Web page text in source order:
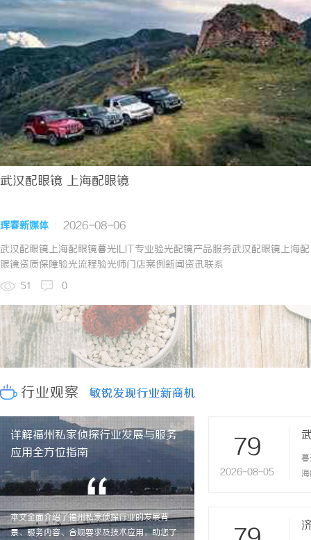
武汉配眼镜 上海配眼镜
珲春新媒体
2026-08-06
武汉配眼镜上海配眼镜暮光ILIT专业验光配镜产品服务武汉配眼镜上海配
眼镜资质保障验光流程验光师门店案例新闻资讯联系
WUHAN&SHANGHAIOPTICALCARE暮光ILIT眼镜暮光ILIT眼镜
店。以完整验光、正品镜片、透明价格和直营售后为基础，全场镜片
40%-60%优惠，兼顾高专业度与高性价比...
51 0
行业观察 敏锐发现行业新商机
敏锐发现行业新商机
详解福州私家侦探行业发展与服务
应用全方位指南
本文全面介绍了福州私家侦探行业的发展背
景、服务内容、合规要求及技术应用，助您了
79
2026-08-05